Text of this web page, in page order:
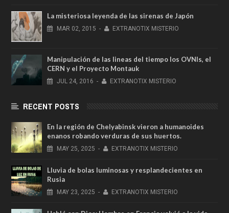
La misteriosa leyenda de las sirenas de Japón
MAR 02, 2015 - EXTRANOTIX MISTERIO
Manipulación de las lineas del tiempo los OVNIs, el
CERN y el Proyecto Montauk
JUL 24, 2016 - EXTRANOTIX MISTERIO
RECENT POSTS
En la región de Chelyabinsk vieron a humanoides
enanos robando verduras de sus huertos.
MAY 25, 2025 - EXTRANOTIX MISTERIO
Lluvia de bolas luminosas y resplandecientes en
Rusia
MAY 23, 2025 - EXTRANOTIX MISTERIO